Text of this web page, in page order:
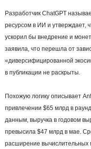
Разработчик ChatGPT
ресурсом в ИИ и утверждает,
ускорил бы внедрение и
заявила, что перешла от
«диверсифицированной
в публикации не раскрыты.
Похожую логику описывает
привлечении $65 млрд в
данным, выручка в годовом
превысила $47 млрд в мае.
расширение